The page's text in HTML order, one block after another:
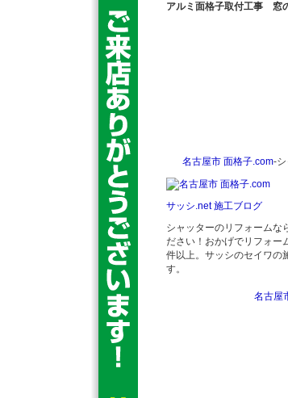
アルミ面格子取付工事 窓
サービ
名古屋市 面格子.com‐
サッシ.net 施工ブログ
シャッターのリフォームな
ださい！おかげでリフォー
件以上。サッシのセイワの
す。
名古屋